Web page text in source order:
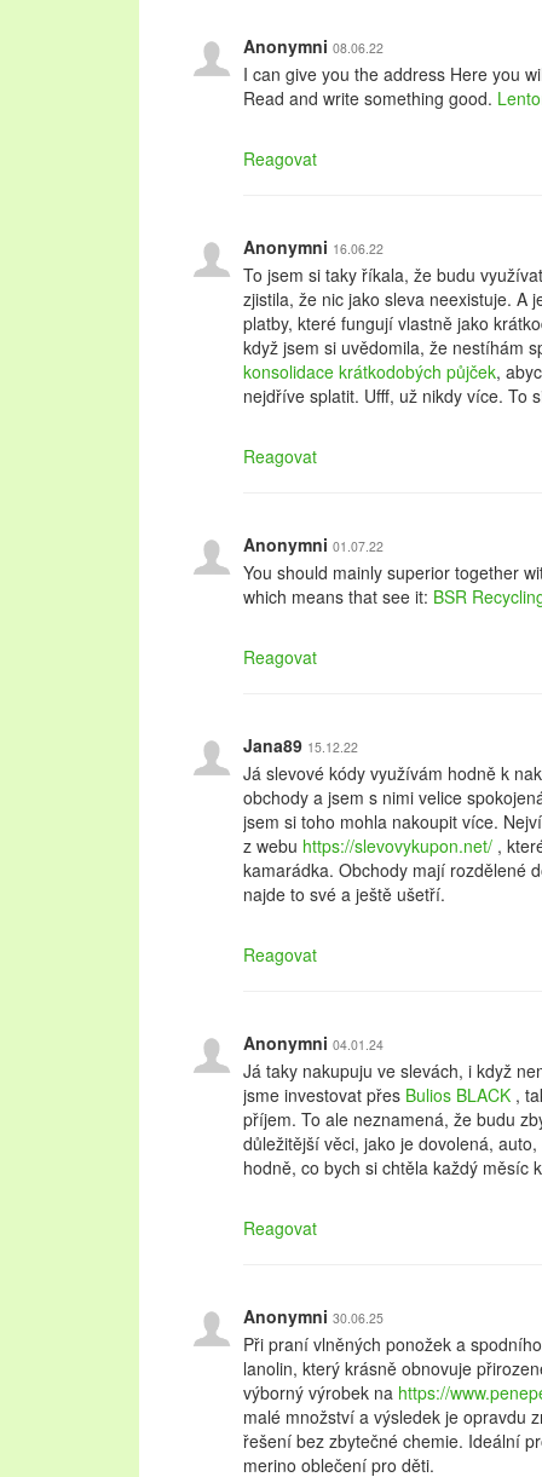
Anonymni 08.06.22
I can give you the address Here you
Read and write something good.
Reagovat
Anonymni 16.06.22
To jsem si taky říkala, že budu
zjistila, že nic jako sleva neexistuje. A
platby, které fungují vlastně jako
když jsem si uvědomila, že nestíhám
konsolidace krátkodobých půjček,
nejdříve splatit. Ufff, už nikdy více. To
Reagovat
Anonymni 01.07.22
You should mainly superior together
which means that see it: BSR
Reagovat
Jana89 15.12.22
Já slevové kódy využívám hodně k
obchody a jsem s nimi velice
jsem si toho mohla nakoupit více.
z webu https://slevovykupon.net/ ,
kamarádka. Obchody mají rozdělené
najde to své a ještě ušetří.
Reagovat
Anonymni 04.01.24
Já taky nakupuju ve slevách, i když
jsme investovat přes Bulios BLACK ,
příjem. To ale neznamená, že budu
důležitější věci, jako je dovolená,
hodně, co bych si chtěla každý měsíc
Reagovat
Anonymni 30.06.25
Při praní vlněných ponožek a
lanolin, který krásně obnovuje
výborný výrobek na https://
malé množství a výsledek je opravdu
řešení bez zbytečné chemie. Ideální
merino oblečení pro děti.